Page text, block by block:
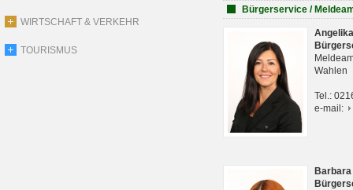
WIRTSCHAFT & VERKEHR
TOURISMUS
Bürgerservice /
Wahlen
Tel.:
e-mail: